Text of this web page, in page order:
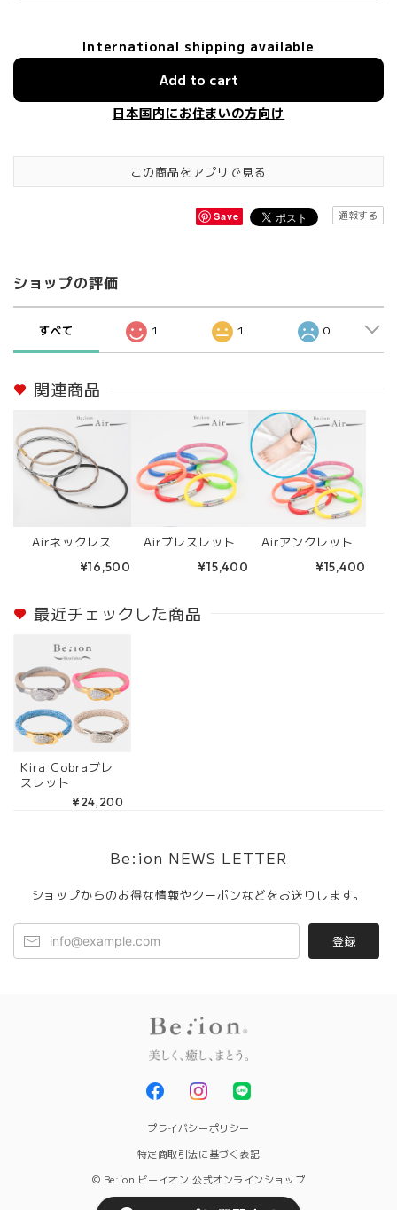
International shipping available
Add to cart
日本国内にお住まいの方向け
この商品をアプリで見る
Save 通報する
ショップの評価
すべて 1 1 0
関連商品
Airネックレス
¥16,500
Airブレスレット
¥15,400
Airアンクレット
¥15,400
最近チェックした商品
Kira Cobraブレ
スレット
¥24,200
Be:ion NEWS LETTER
ショップからのお得な情報やクーポンなどをお送りします。
登録
プライバシーポリシー
特定商取引法に基づく表記
© Be:ion ビーイオン 公式オンラインショップ